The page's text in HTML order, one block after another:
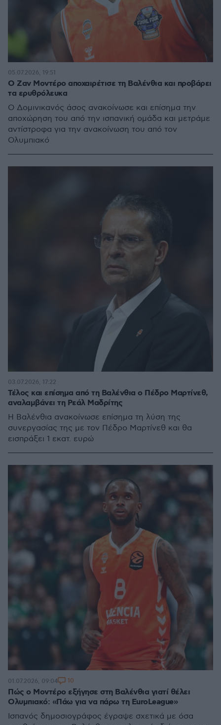
Ο Ζαν Μοντέρο αποχαιρέτισε τη Βαλένθια και προβάρει
τα ερυθρόλευκα
Ο Δομινικανός άσος ανακοίνωσε και επίσημα την
αποχώρηση του από την ισπανική ομάδα και μετράμε
αντίστροφα για την ανακοίνωση του από τον
Ολυμπιακό
05.07.2026, 19:51
Τέλος και επίσημα από τη Βαλένθια ο Πέδρο Μαρτίνεθ,
αναλαμβάνει τη Ρεάλ Μαδρίτης
Η Βαλένθια ανακοίνωσε επίσημα τη λύση της
συνεργασίας της με τον Πέδρο Μαρτίνεθ και θα
εισπράξει 1 εκατ. ευρώ
03.07.2026, 17:22
Πώς ο Μοντέρο εξήγησε στη Βαλένθια γιατί θέλει
Ολυμπιακό: «Πάω για να πάρω τη EuroLeague»
Ισπανός δημοσιογράφος έγραψε σχετικά με όσα
01.07.2026, 09:04 10